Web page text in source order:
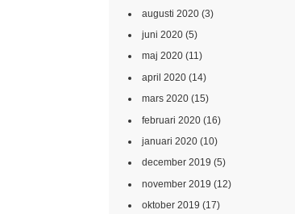
augusti 2020(3)
juni 2020(5)
maj 2020(11)
april 2020(14)
mars 2020(15)
februari 2020(16)
januari 2020(10)
december 2019 (5)
november 2019 (12)
oktober 2019 (17)